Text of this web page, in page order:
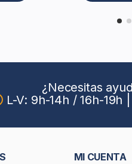
¿Necesitas
L-V: 9h-14h / 16h-19h
MI CUENTA